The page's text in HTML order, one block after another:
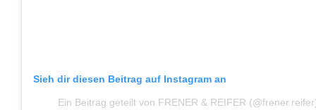
Sieh dir diesen Beitrag auf Instagram an
Ein Beitrag geteilt von FRENER & REIFER